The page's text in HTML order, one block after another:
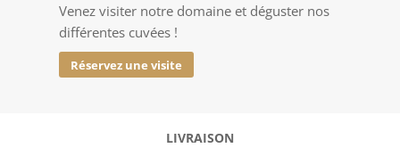
Venez visiter notre domaine et déguster nos
différentes cuvées !
Réservez une visite
LIVRAISON